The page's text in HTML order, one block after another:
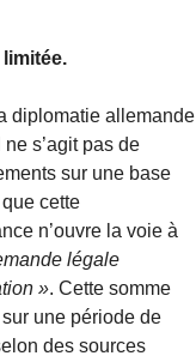
diplomatie allemande
ne s’agit pas de
sur une base
cette
n’ouvre la voie à
légale
». Cette somme
une période de
des sources